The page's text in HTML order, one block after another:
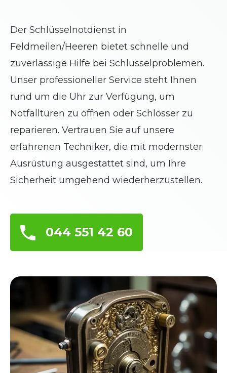
Der Schlüsselnotdienst in
Feldmeilen/Heeren bietet schnelle und
zuverlässige Hilfe bei Schlüsselproblemen.
Unser professioneller Service steht Ihnen
rund um die Uhr zur Verfügung, um
Notfalltüren zu öffnen oder Schlösser zu
reparieren. Vertrauen Sie auf unsere
erfahrenen Techniker, die mit modernster
Ausrüstung ausgestattet sind, um Ihre
Sicherheit umgehend wiederherzustellen.
044 551 42 60